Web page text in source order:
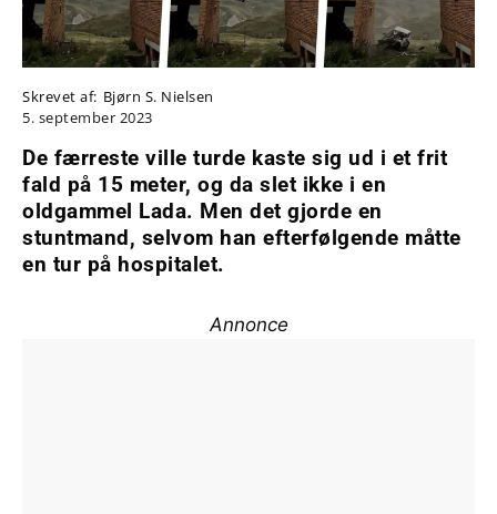
Skrevet af: Bjørn S. Nielsen
5. september 2023
De færreste ville turde kaste sig ud i et frit
fald på 15 meter, og da slet ikke i en
oldgammel Lada. Men det gjorde en
stuntmand, selvom han efterfølgende måtte
en tur på hospitalet.
Annonce